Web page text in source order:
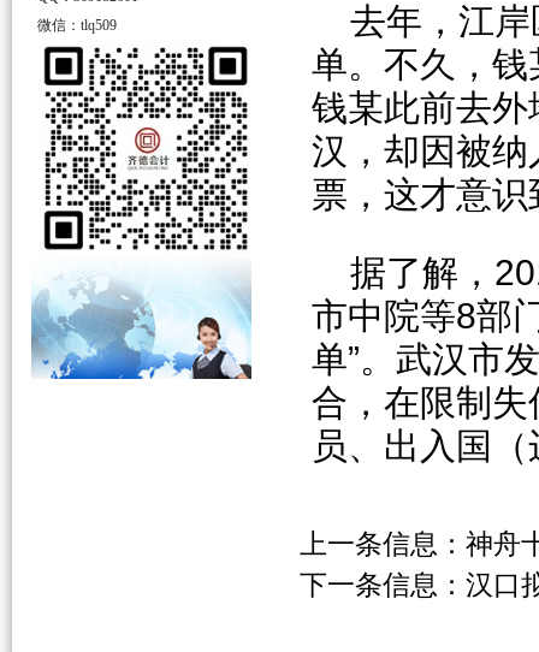
微信：tlq509
去年，江
单。不久，
钱某此前去
汉，却因被
票，这才意
据了解，
市中院等8部
单”。武汉市
合，在限制
员、出入国
上一条信息： 神舟
下一条信息： 汉口